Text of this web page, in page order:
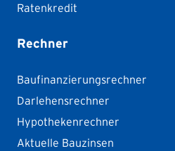
Ratenkredit
Rechner
Baufinanzierungsrechner
Darlehensrechner
Hypothekenrechner
Aktuelle Bauzinsen